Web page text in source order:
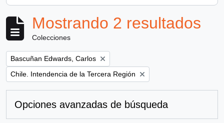
Mostrando 2 resultados
Colecciones
Remove filter:
Bascuñan Edwards, Carlos
Remove filter:
Chile. Intendencia de la Tercera Región
Opciones avanzadas de búsqueda